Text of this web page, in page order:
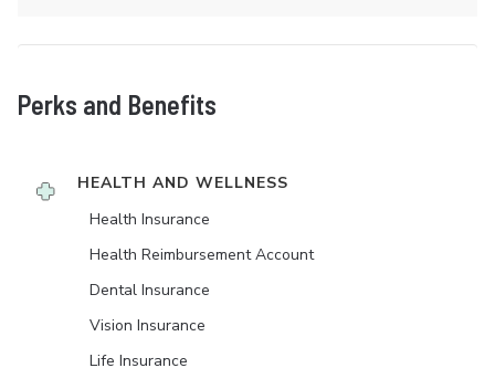
Perks and Benefits
HEALTH AND WELLNESS
Health Insurance
Health Reimbursement Account
Dental Insurance
Vision Insurance
Life Insurance